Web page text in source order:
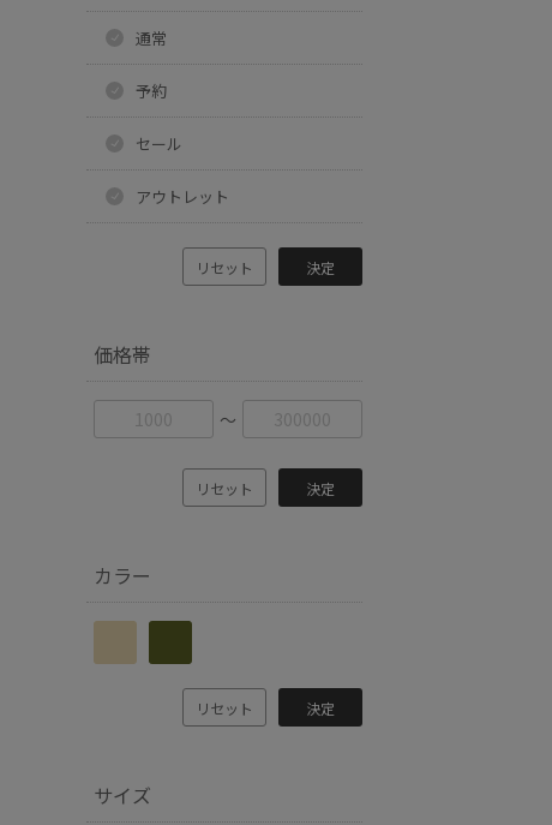
通常
予約
セール
アウトレット
リセット 決定
価格帯
〜
リセット 決定
カラー
リセット 決定
サイズ